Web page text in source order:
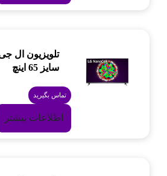
سایز 65 اینچ
تماس بگیرید
اطلاعات بیشتر